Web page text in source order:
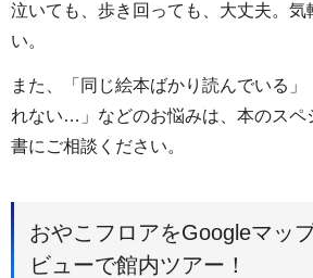
泣いても、歩き回っても、大丈夫。気
い。
また、「同じ絵本ばかり読んでいる」
れない…」などのお悩みは、本のスペ
書にご相談ください。
おやこフロアをGoogleマッ
ビューで館内ツアー！